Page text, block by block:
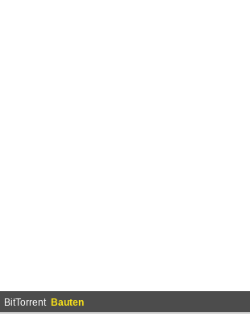
BitTorrent Bauten